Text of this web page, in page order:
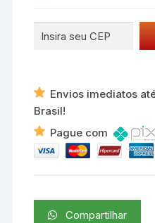
Envios imediatos
Brasil!
Pague com
Compartilhar